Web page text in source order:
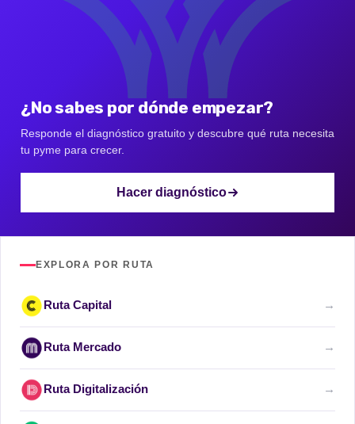
¿No sabes por dónde empezar?
Responde el diagnóstico gratuito y descubre qué ruta necesita
tu pyme para crecer.
Hacer diagnóstico
EXPLORA POR RUTA
Ruta Capital →
Ruta Mercado →
Ruta Digitalización →